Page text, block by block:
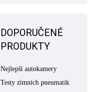
DOPORUČENÉ
PRODUKTY
Nejlepší autokamery
Testy zimních pneumatik